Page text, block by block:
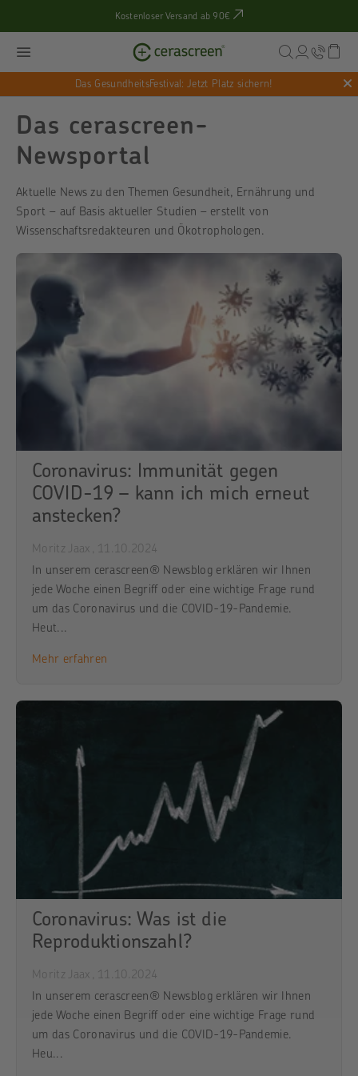
Kostenloser Versand ab 90€
Das GesundheitsFestival: Jetzt Platz sichern!
Das cerascreen-
Newsportal
Aktuelle News zu den Themen Gesundheit, Ernährung und
Sport – auf Basis aktueller Studien – erstellt von
Wissenschaftsredakteuren und Ökotrophologen.
Coronavirus: Immunität gegen
COVID-19 – kann ich mich erneut
anstecken?
Moritz Jaax, 11.10.2024
In unserem cerascreen® Newsblog erklären wir Ihnen
jede Woche einen Begriff oder eine wichtige Frage rund
um das Coronavirus und die COVID-19-Pandemie.
Heut...
Mehr erfahren
Coronavirus: Was ist die
Reproduktionszahl?
Moritz Jaax,
11.10.2024
In unserem cerascreen® Newsblog erklären wir Ihnen
jede Woche einen Begriff oder eine wichtige Frage rund
um das Coronavirus und die COVID-19-Pandemie.
Heu...